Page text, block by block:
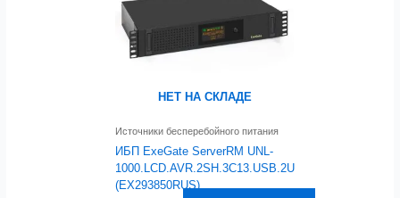
НЕТ НА СКЛАДЕ
Источники бесперебойного питания
ИБП ExeGate ServerRM UNL-
1000.LCD.AVR.2SH.3C13.USB.2U
(EX293850RUS)